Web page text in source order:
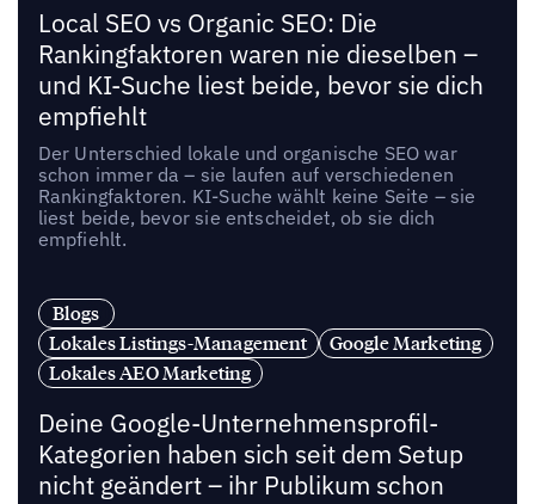
Local SEO vs Organic SEO: Die
Rankingfaktoren waren nie dieselben –
und KI-Suche liest beide, bevor sie dich
empfiehlt
Der Unterschied lokale und organische SEO war
schon immer da – sie laufen auf verschiedenen
Rankingfaktoren. KI-Suche wählt keine Seite – sie
liest beide, bevor sie entscheidet, ob sie dich
empfiehlt.
Blogs
Lokales Listings-Management
Google Marketing
Lokales AEO Marketing
Deine Google-Unternehmensprofil-
Kategorien haben sich seit dem Setup
nicht geändert – ihr Publikum schon